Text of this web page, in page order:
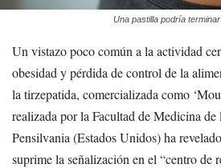
Una pastilla podría
Un vistazo poco común a la actividad
obesidad y pérdida de control de la
la tirzepatida, comercializada como
realizada por la Facultad de Medicina
Pensilvania (Estados Unidos) ha
suprime la señalización en el “centro de